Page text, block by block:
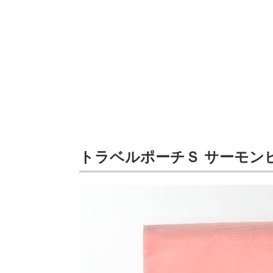
トラベルポーチＳ サーモン